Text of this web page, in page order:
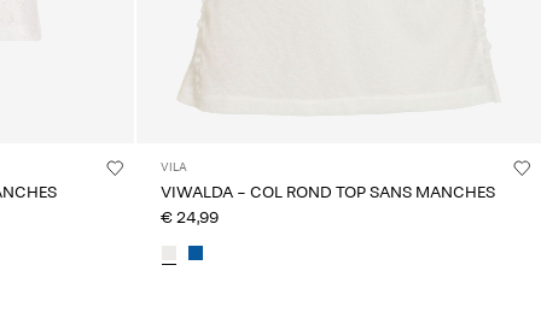
VILA
VIWALDA - COL ROND TOP SANS MANCHES
€ 24,99